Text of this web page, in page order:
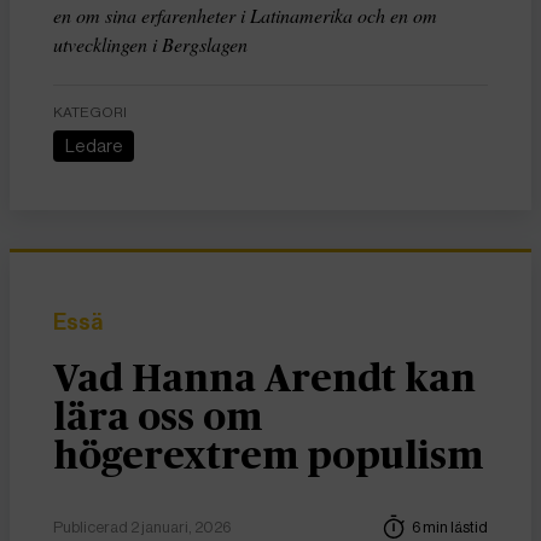
en om sina erfarenheter i Latinamerika och en om
utvecklingen i Bergslagen
KATEGORI
Ledare
Essä
Vad Hanna Arendt kan
lära oss om
högerextrem populism
Publicerad 2 januari, 2026 6 min lästid